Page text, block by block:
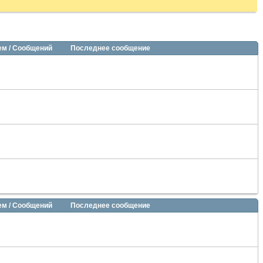
/ Сообщений Последнее сообщение
/ Сообщений Последнее сообщение